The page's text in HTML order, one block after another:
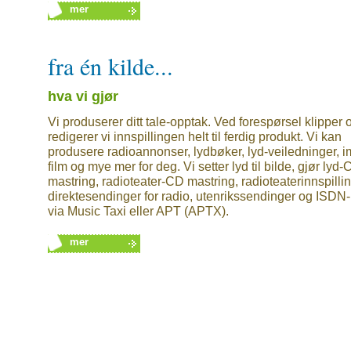
mer
fra én kilde...
hva vi gjør
Vi produserer ditt tale-opptak. Ved forespørsel klipper
redigerer vi innspillingen helt til ferdig produkt. Vi kan
produsere radioannonser, lydbøker, lyd-veiledninger,
film og mye mer for deg. Vi setter lyd til bilde, gjør lyd-
mastring, radioteater-CD mastring,
direktesendinger for radio, utenrikssendinger og
via Music Taxi eller APT (APTX).
mer